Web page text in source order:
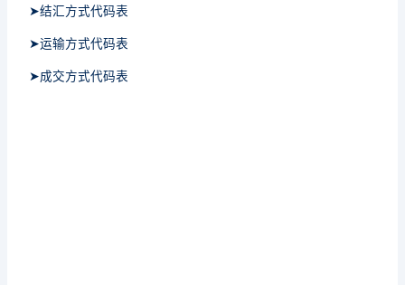
➤结汇方式代码表
➤运输方式代码表
➤成交方式代码表